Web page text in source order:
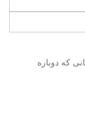
که دوباره